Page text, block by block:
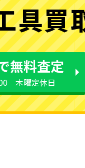
具買
無料査定
木曜定休日